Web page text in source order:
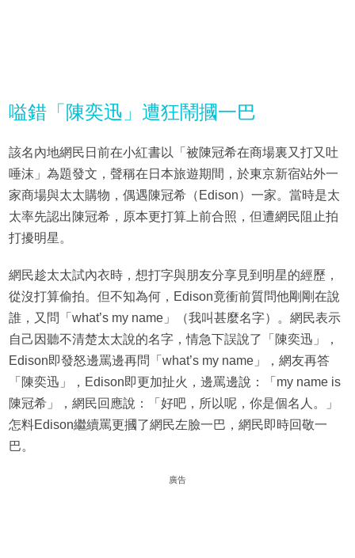
嗌錯「陳奕迅」遭狂鬧摑一巴
該名內地網民日前在小紅書以「被陳冠希在商場裏又打又吐
唾沫」為題發文，聲稱在日本旅遊期間，於東京新宿站外一
家商場與太太購物，偶遇陳冠希（Edison）一家。當時是太
太率先認出陳冠希，原本更打算上前合照，但遭網民阻止拍
打擾明星。
網民趁太太試內衣時，想打字與朋友分享見到明星的經歷，
從沒打算偷拍。但不知為何，Edison竟衝前質問他剛剛在說
誰，又問「what’s my name」（我叫甚麼名字）。網民表示
自己因聽不清楚太太說的名字，情急下誤說了「陳奕迅」，
Edison即發怒邊罵邊再問「what’s my name」，網友再答
「陳奕迅」，Edison即更加扯火，邊罵邊說：「my name is
陳冠希」，網民回應說：「好吧，所以呢，你是個名人。」
怎料Edison繼續罵更摑了網民左臉一巴，網民即時回敬一
巴。
廣告